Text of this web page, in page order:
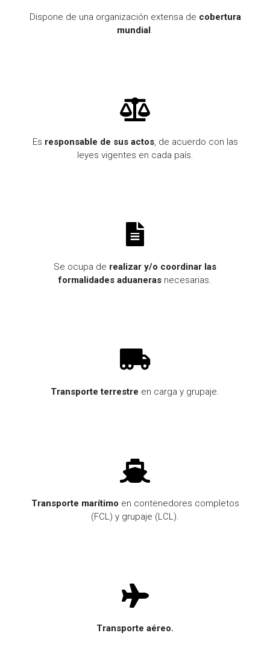
Dispone de una organización extensa de cobertura
mundial.
Es responsable de sus actos, de acuerdo con las
leyes vigentes en cada país.
Se ocupa de realizar y/o coordinar las
formalidades aduaneras necesarias.
Transporte terrestre en carga y grupaje.
Transporte marítimo en contenedores completos
(FCL) y grupaje (LCL).
Transporte aéreo.